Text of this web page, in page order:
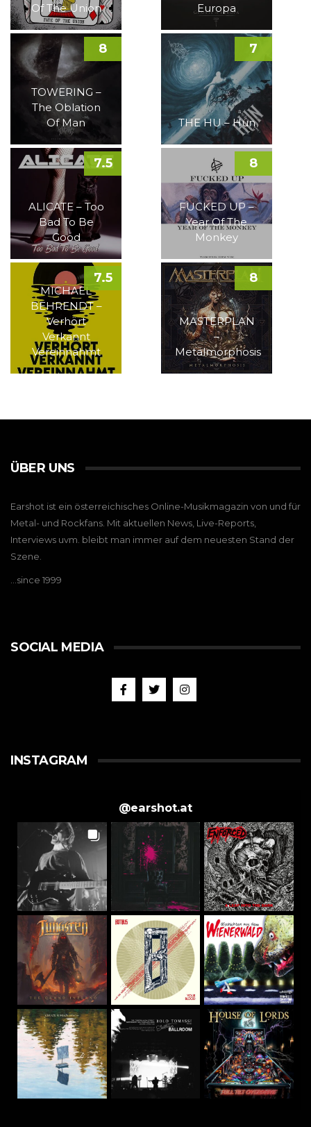
Of The Union
Europa
TOWERING –
The Oblation
Of Man
8
THE HU – Hun
7
ALICATE – Too
Bad To Be
Good
7.5
FUCKED UP –
Year Of The
Monkey
8
MICHAEL
BEHRENDT –
Verhört
Verkannt
Vereinnahmt
7.5
MASTERPLAN
–
Metalmorphosis
8
ÜBER UNS
Earshot ist ein österreichisches Online-Musikmagazin von und für
Metal- und Rockfans. Mit aktuellen News, Live-Reports,
Interviews uvm. bleibt man immer auf dem neuesten Stand der
Szene.
…since 1999
SOCIAL MEDIA
INSTAGRAM
@earshot.at